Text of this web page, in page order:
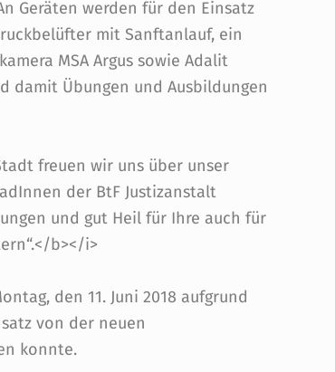
Geräten werden für den Einsatz
mit Sanftanlauf, ein
MSA Argus sowie Adalit
damit Übungen und Ausbildungen
freuen wir uns über unser
der BtF Justizanstalt
und gut Heil für Ihre auch für
b></i>
den 11. Juni 2018 aufgrund
von der neuen
konnte.